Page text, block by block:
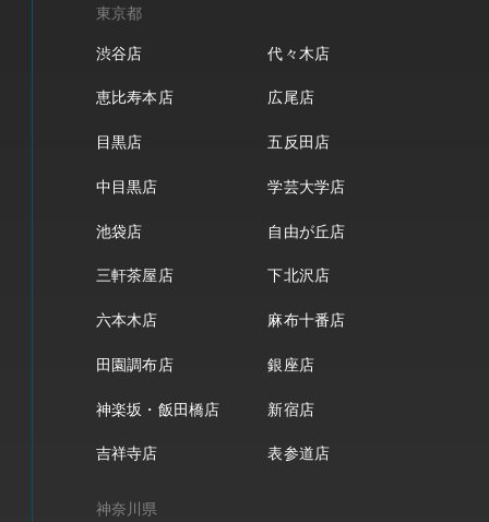
東京都
渋谷店 代々木店
恵比寿本店 広尾店
目黒店 五反田店
中目黒店 学芸大学店
池袋店 自由が丘店
三軒茶屋店 下北沢店
六本木店 麻布十番店
田園調布店 銀座店
神楽坂・飯田橋店 新宿店
吉祥寺店 表参道店
神奈川県